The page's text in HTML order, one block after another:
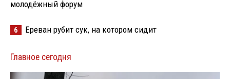
молодёжный форум
6 Ереван рубит сук, на котором сидит
Главное сегодня